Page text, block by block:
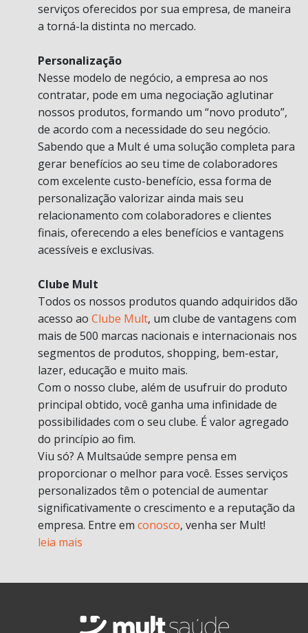
serviços oferecidos por sua empresa, de maneira
a torná-la distinta no mercado.
Personalização
Nesse modelo de negócio, a empresa ao nos
contratar, pode em uma negociação aglutinar
nossos produtos, formando um “novo produto”,
de acordo com a necessidade do seu negócio.
Sabendo que a Mult é uma solução completa para
gerar benefícios ao seu time de colaboradores
com excelente custo-benefício, essa forma de
personalização valorizar ainda mais seu
relacionamento com colaboradores e clientes
finais, oferecendo a eles benefícios e vantagens
acessíveis e exclusivas.
Clube Mult
Todos os nossos produtos quando adquiridos dão
acesso ao Clube Mult, um clube de vantagens com
mais de 500 marcas nacionais e internacionais nos
segmentos de produtos, shopping, bem-estar,
lazer, educação e muito mais.
Com o nosso clube, além de usufruir do produto
principal obtido, você ganha uma infinidade de
possibilidades com o seu clube. É valor agregado
do princípio ao fim.
Viu só? A Multsaúde sempre pensa em
proporcionar o melhor para você. Esses serviços
personalizados têm o potencial de aumentar
significativamente o crescimento e a reputação da
empresa. Entre em conosco, venha ser Mult!
leia mais